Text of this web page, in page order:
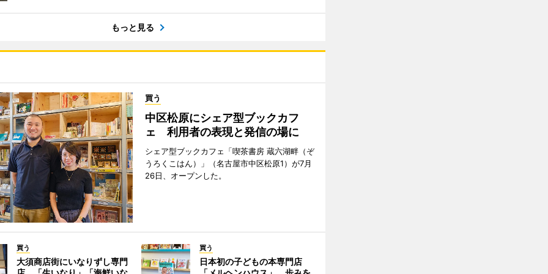
もっと見る
買う
中区松原にシェア型ブックカフ
ェ 利用者の表現と発信の場に
シェア型ブックカフェ「喫茶書房 蔵六湖畔（ぞ
うろくこはん）」（名古屋市中区松原1）が7月
26日、オープンした。
買う
大須商店街にいなりずし専門
買う
日本初の子どもの本専門店